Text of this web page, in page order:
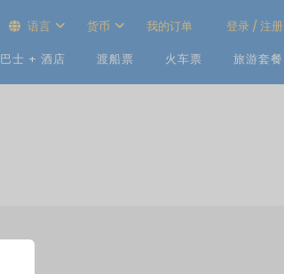
语言 货币 我的订单
登录 / 注册
巴士 + 酒店 渡船票 火车票 旅游套餐